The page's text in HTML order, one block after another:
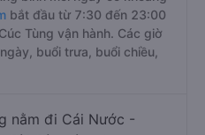
bắt đầu từ 7:30 đến 23:00
Tùng vận hành. Các giờ
buổi trưa, buổi chiều,
nằm đi Cái Nước -